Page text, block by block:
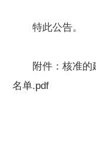
特此公告。
附件： 核准的
名单.pdf